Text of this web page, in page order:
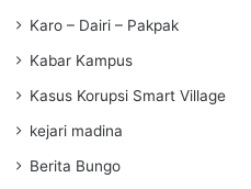
Karo – Dairi – Pakpak
Kabar Kampus
Kasus Korupsi Smart Village
kejari madina
Berita Bungo